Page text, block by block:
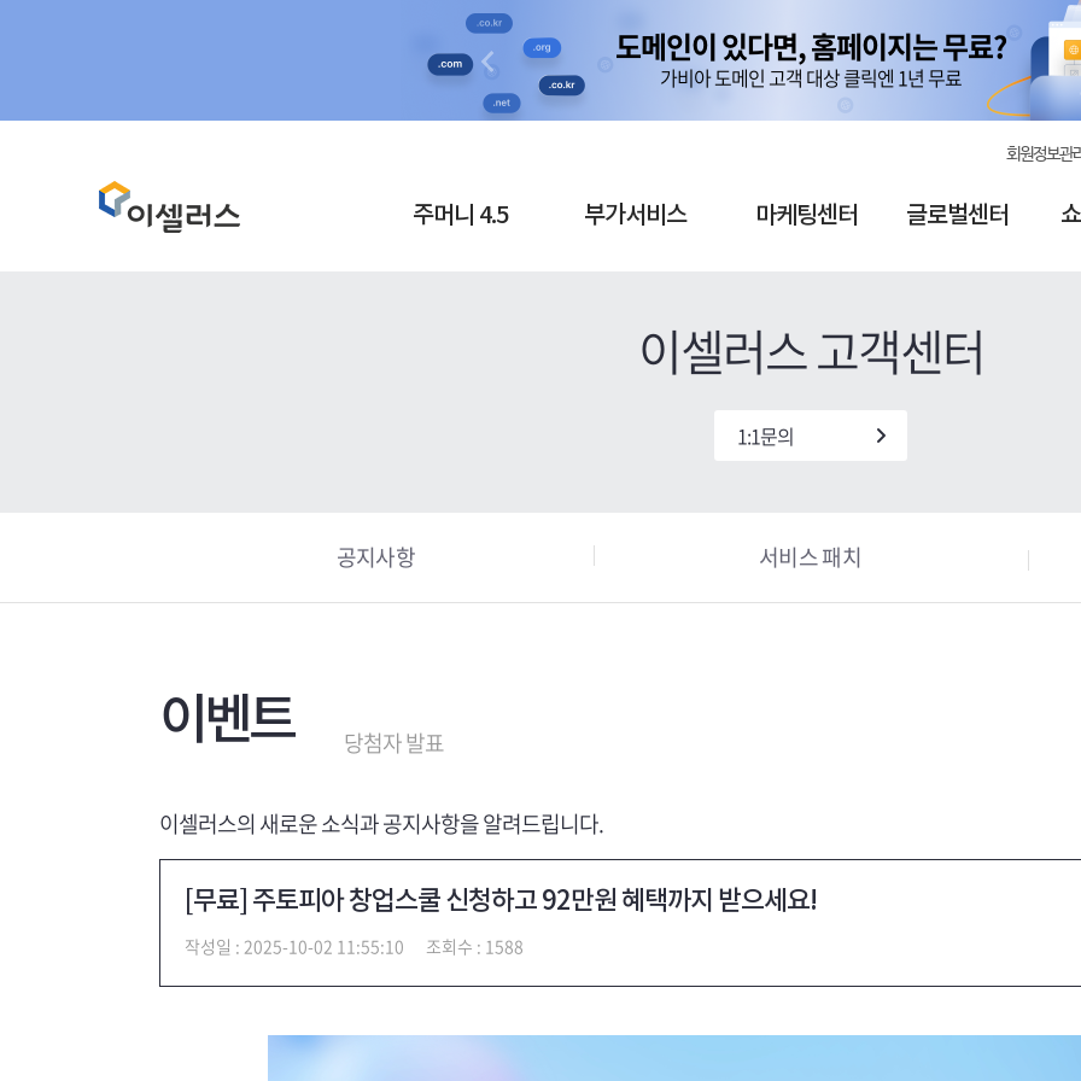
도메인이 있다면, 홈페이지는 무료?
가비아 도메인 고객 대상 클릭엔 1년 무료
아직 쿠팡 판매자가 아니신가요?
1분 만에 가입하고 쿠팡 캐시 3만 원
도메인이 있다면, 홈페이지는 무료?
가비아 도메인 고객 대상 클릭엔 1년 무료
아직 쿠팡 판매자가 아니신가요?
1분 만에 가입하고 쿠팡 캐시 3만 원
주머니 4.5 부가서비스 마케팅센터 글로벌센터
회원정보관
이셀러스 고객센터
1:1문의
공지사항 서비스 패치
이벤트 당첨자발표
이셀러스의 새로운 소식과 공지사항을 알려드립니다.
[무료] 주토피아 창업스쿨 신청하고 92만원 혜택까지 받으세요!
작성일 : 2025-10-02 11:55:10 조회수 : 1588